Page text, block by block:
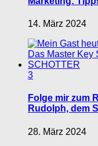
14. März 2024
3
Folge mir zum
Rudolph, dem
28. März 2024